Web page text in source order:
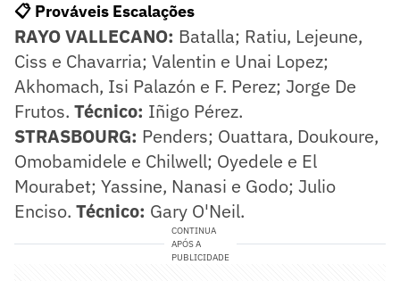
📋 Prováveis Escalações
RAYO VALLECANO: Batalla; Ratiu, Lejeune,
Ciss e Chavarria; Valentin e Unai Lopez;
Akhomach, Isi Palazón e F. Perez; Jorge De
Frutos. Técnico: Iñigo Pérez.
STRASBOURG: Penders; Ouattara, Doukoure,
Omobamidele e Chilwell; Oyedele e El
Mourabet; Yassine, Nanasi e Godo; Julio
Enciso. Técnico: Gary O'Neil.
CONTINUA
APÓS A
PUBLICIDADE